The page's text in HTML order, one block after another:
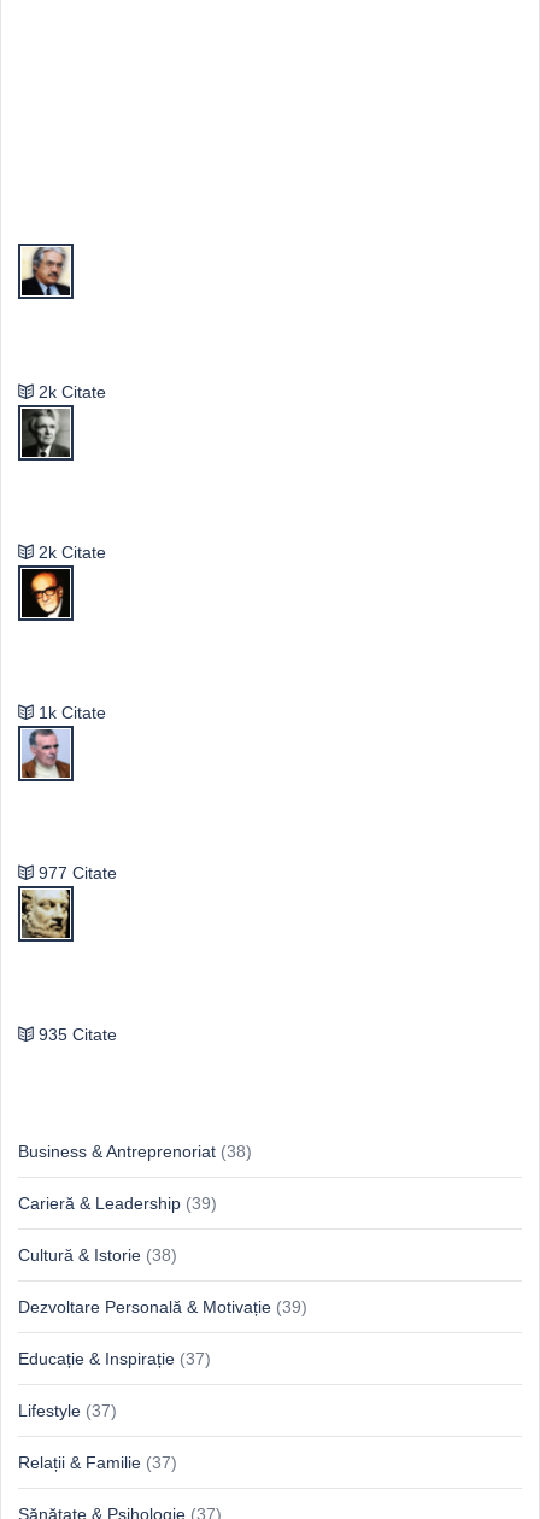
2k Citate
2k Citate
1k Citate
977 Citate
935 Citate
Business & Antreprenoriat (38)
Carieră & Leadership (39)
Cultură & Istorie (38)
Dezvoltare Personală & Motivație (39)
Educație & Inspirație (37)
Lifestyle (37)
Relații & Familie (37)
Sănătate & Psihologie (37)